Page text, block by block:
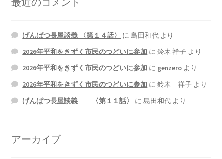
げんぱつ長屋談義 〈第１４話〉 に島田和代 より
2026年平和をきずく市民のつどいに参加 に鈴木 祥子 より
2026年平和をきずく市民のつどいに参加 に genzero より
2026年平和をきずく市民のつどいに参加 に鈴木 祥子 より
げんぱつ長屋談義 〈第１１話〉
に島田和代 より
アーカイブ